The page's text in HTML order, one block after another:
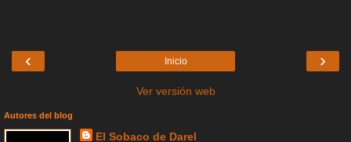
‹ ›
Inicio
Ver versión web
Autores del blog
El Sobaco de Darel